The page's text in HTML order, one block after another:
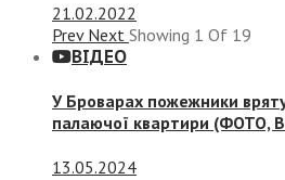
21.02.2022
Prev Next Showing 1 Of 19
ВІДЕО
У Броварах пожежники
палаючої квартири (ФОТО,
13.05.2024